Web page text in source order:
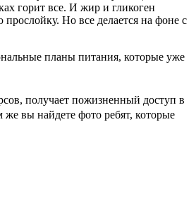
горит все. И жир и гликоген
Но все делается на фоне с
планы питания, которые уже
получает пожизненный доступ в
же вы найдете фото ребят, которые